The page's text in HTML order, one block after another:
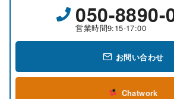
050-8890-
営業時間9:15-17:00
お問い合わせ
Chatwork